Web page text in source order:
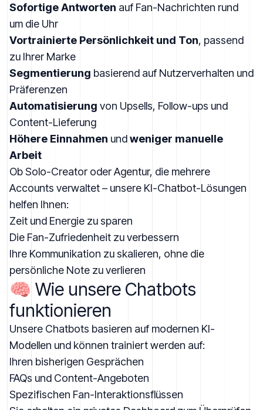
Sofortige Antworten auf Fan-Nachrichten rund
um die Uhr
Vortrainierte Persönlichkeit und Ton, passend
zu Ihrer Marke
Segmentierung basierend auf Nutzerverhalten und
Präferenzen
Automatisierung von Upsells, Follow-ups und
Content-Lieferung
Höhere Einnahmen undweniger manuelle
Arbeit
Ob Solo-Creator oder Agentur, die mehrere
Accounts verwaltet – unsere KI-Chatbot-Lösungen
helfen Ihnen:
Zeit und Energie zu sparen
Die Fan-Zufriedenheit zu verbessern
Ihre Kommunikation zu skalieren, ohne die
persönliche Note zu verlieren
🧠 Wie unsere Chatbots
funktionieren
Unsere Chatbots basieren auf modernen KI-
Modellen und können trainiert werden auf:
Ihren bisherigen Gesprächen
FAQs und Content-Angeboten
Spezifischen Fan-Interaktionsflüssen